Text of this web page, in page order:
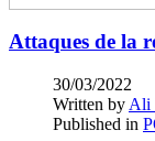
Attaques de la
30/03/2022
Written by Ali
Published in